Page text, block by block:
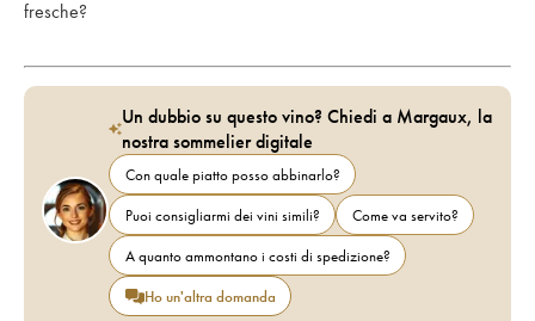
Un dubbio su questo vino? Chiedi a Margaux, la
nostra sommelier digitale
Con quale piatto posso abbinarlo?
Puoi consigliarmi dei vini simili?
Come va servito?
A quanto ammontano i costi di spedizione?
Ho un'altra domanda